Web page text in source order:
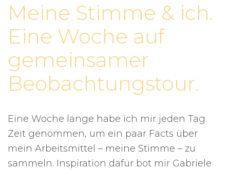
Meine Stimme & ich.
Eine Woche auf
gemeinsamer
Beobachtungstour.
Eine Woche lange habe ich mir jeden Tag
Zeit genommen, um ein paar Facts über
mein Arbeitsmittel – meine Stimme – zu
sammeln. Inspiration dafür bot mir Gabriele